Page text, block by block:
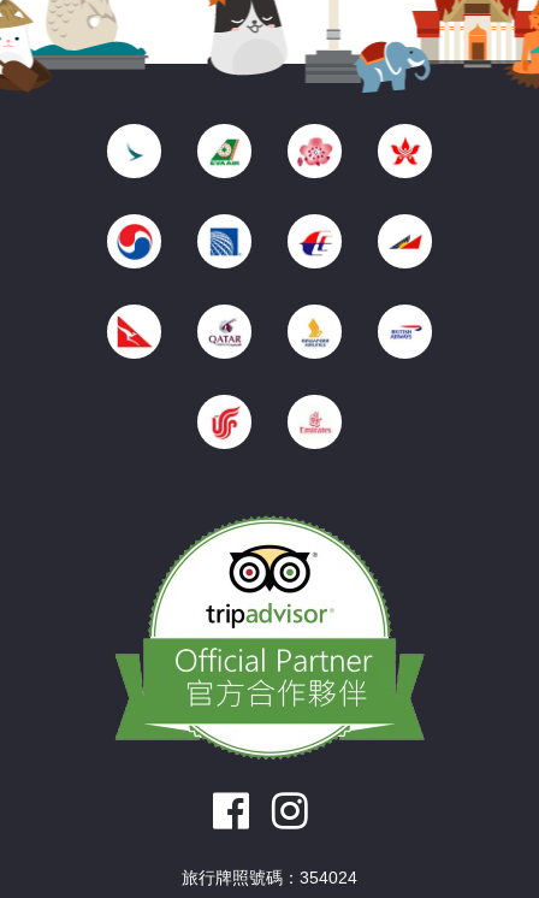
旅行牌照號碼：354024